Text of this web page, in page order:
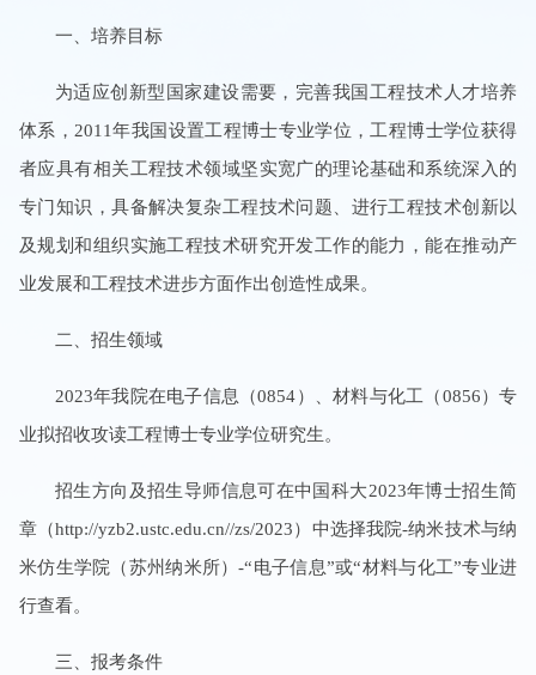
一、培养目标
为适应创新型国家建设需要，完善我国工程技术人才培养
体系，2011年我国设置工程博士专业学位，工程博士学位获得
者应具有相关工程技术领域坚实宽广的理论基础和系统深入的
专门知识，具备解决复杂工程技术问题、进行工程技术创新以
及规划和组织实施工程技术研究开发工作的能力，能在推动产
业发展和工程技术进步方面作出创造性成果。
二、招生领域
2023年我院在电子信息（0854）、材料与化工（0856）专
业拟招收攻读工程博士专业学位研究生。
招生方向及招生导师信息可在中国科大2023年博士招生简
章（http://yzb2.ustc.edu.cn//zs/2023）中选择我院-纳米技术与纳
米仿生学院（苏州纳米所）-“电子信息”或“材料与化工”专业进
行查看。
三、报考条件